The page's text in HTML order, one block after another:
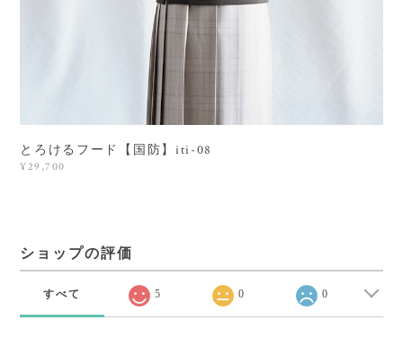
とろけるフード【国防】iti-08
¥29,700
ショップの評価
すべて 5 0 0